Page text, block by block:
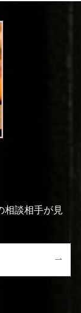
相談相手が見